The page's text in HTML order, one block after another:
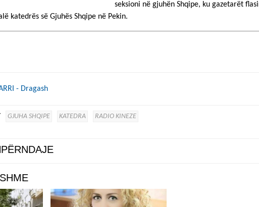
seksioni në gjuhën Shqipe, ku gazetarët
katedrës së Gjuhës Shqipe në Pekin.
- Dragash
GJUHA SHQIPE KATEDRA RADIO KINEZE